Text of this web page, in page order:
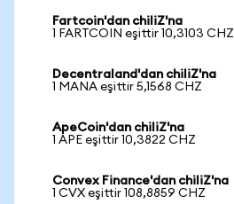
Fartcoin'dan chiliZ'na
1 FARTCOIN eşittir 10,3103 CHZ
Decentraland'dan chiliZ'na
1 MANA eşittir 5,1568 CHZ
ApeCoin'dan chiliZ'na
1 APE eşittir 10,3822 CHZ
Convex Finance'dan chiliZ'na
1 CVX eşittir 108,8859 CHZ